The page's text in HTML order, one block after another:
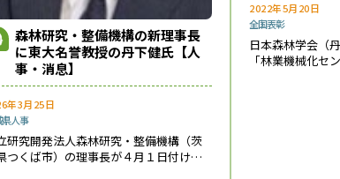
森林研究・整備機構の新理事長
に東大名誉教授の丹下健氏【人
事・消息】
年3月25日
県人事
研究開発法人森林研究・整備機構（茨
つくば市）の理事長が４月１日付けで
2022年5月20日
全国表彰
日本森林学会（
「林業機械化セ